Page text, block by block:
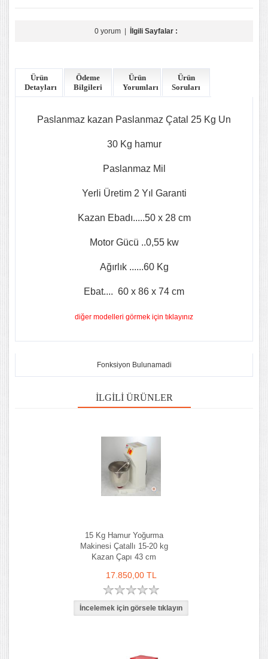
0 yorum| İlgili Sayfalar :
Ürün
Detayları
Ödeme
Bilgileri
Ürün
Yorumları
Ürün
Soruları
Paslanmaz kazan Paslanmaz Çatal 25 Kg Un
30 Kg hamur
Paslanmaz Mil
Yerli Üretim 2 Yıl Garanti
Kazan Ebadı.....50 x 28 cm
Motor Gücü ..0,55 kw
Ağırlık ......60 Kg
Ebat.... 60 x 86 x 74 cm
diğer modelleri görmek için tıklayınız
Fonksiyon Bulunamadi
İLGILI ÜRÜNLER
15 Kg Hamur Yoğurma
Makinesi Çatallı 15-20 kg
Kazan Çapı 43 cm
17.850,00 TL